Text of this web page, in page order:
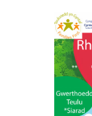
16 sessiw
cael